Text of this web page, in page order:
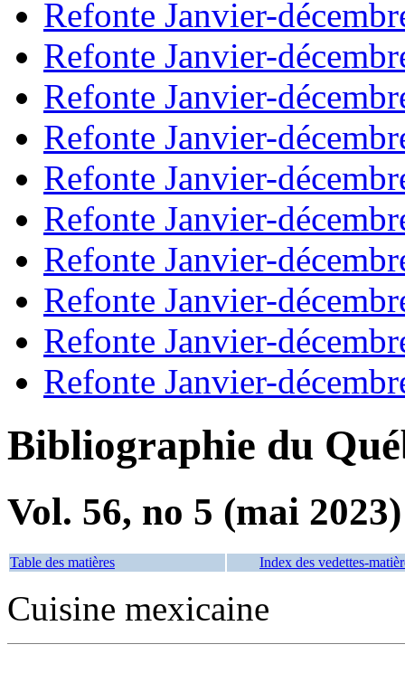
Refonte Janvier-
Refonte Janvier-
Refonte Janvier-
Refonte Janvier-
Refonte Janvier-
Refonte Janvier-
Refonte Janvier-
Refonte Janvier-
Refonte Janvier-
Refonte Janvier-
Bibliographie du
Vol. 56, no 5 (mai 2023)
Table des matières Index des vedettes-
Cuisine mexicaine